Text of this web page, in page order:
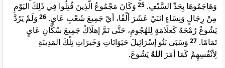
وَهَاجَمُوهَا بِحَدِّ السَّيْفِ. 25 وَكَانَ مَجْمُوعُ الَّذِينَ قُتِلُوا فِي ذَلِكَ اليَوْمِ
مِنْ رِجَالٍ وَنِسَاءٍ اثنَيْ عَشَرَ ألْفًا، أيْ جَمِيعَ شَعْبِ عَايٍ. 26 وَلَمْ يَرُدَّ
يَشُوعُ رُمْحَهُ كَعلَامَةٍ لِلهُجُومِ، حَتَّى تَمَّ إهلَاكُ جَمِيعَ سُكَّانِ عَايٍ
تَمَامًا. 27 وَسَبَى بَنُو إسْرَائِيلَ حَيَوَانَاتِ وَخَيرَاتِ تِلْكَ المَدِينَةِ
لِأنْفُسِهِمْ كَمَا أمَرَ اللهُيَشُوعَ.